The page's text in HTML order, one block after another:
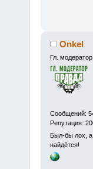
Onkel
Гл. модератор
Сообщений:
Репутация:
Был-бы лох,
найдётся!